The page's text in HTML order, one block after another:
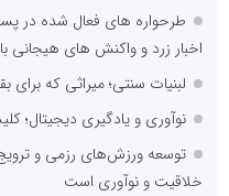
طرحواره های فعال شده در
اخبار زرد و واکنش های هیجانی
لبنیات سنتی؛ میراثی که برای
نوآوری و یادگیری دیجیتال؛
توسعه ورزش‌های رزمی و
خلاقیت و نوآوری است